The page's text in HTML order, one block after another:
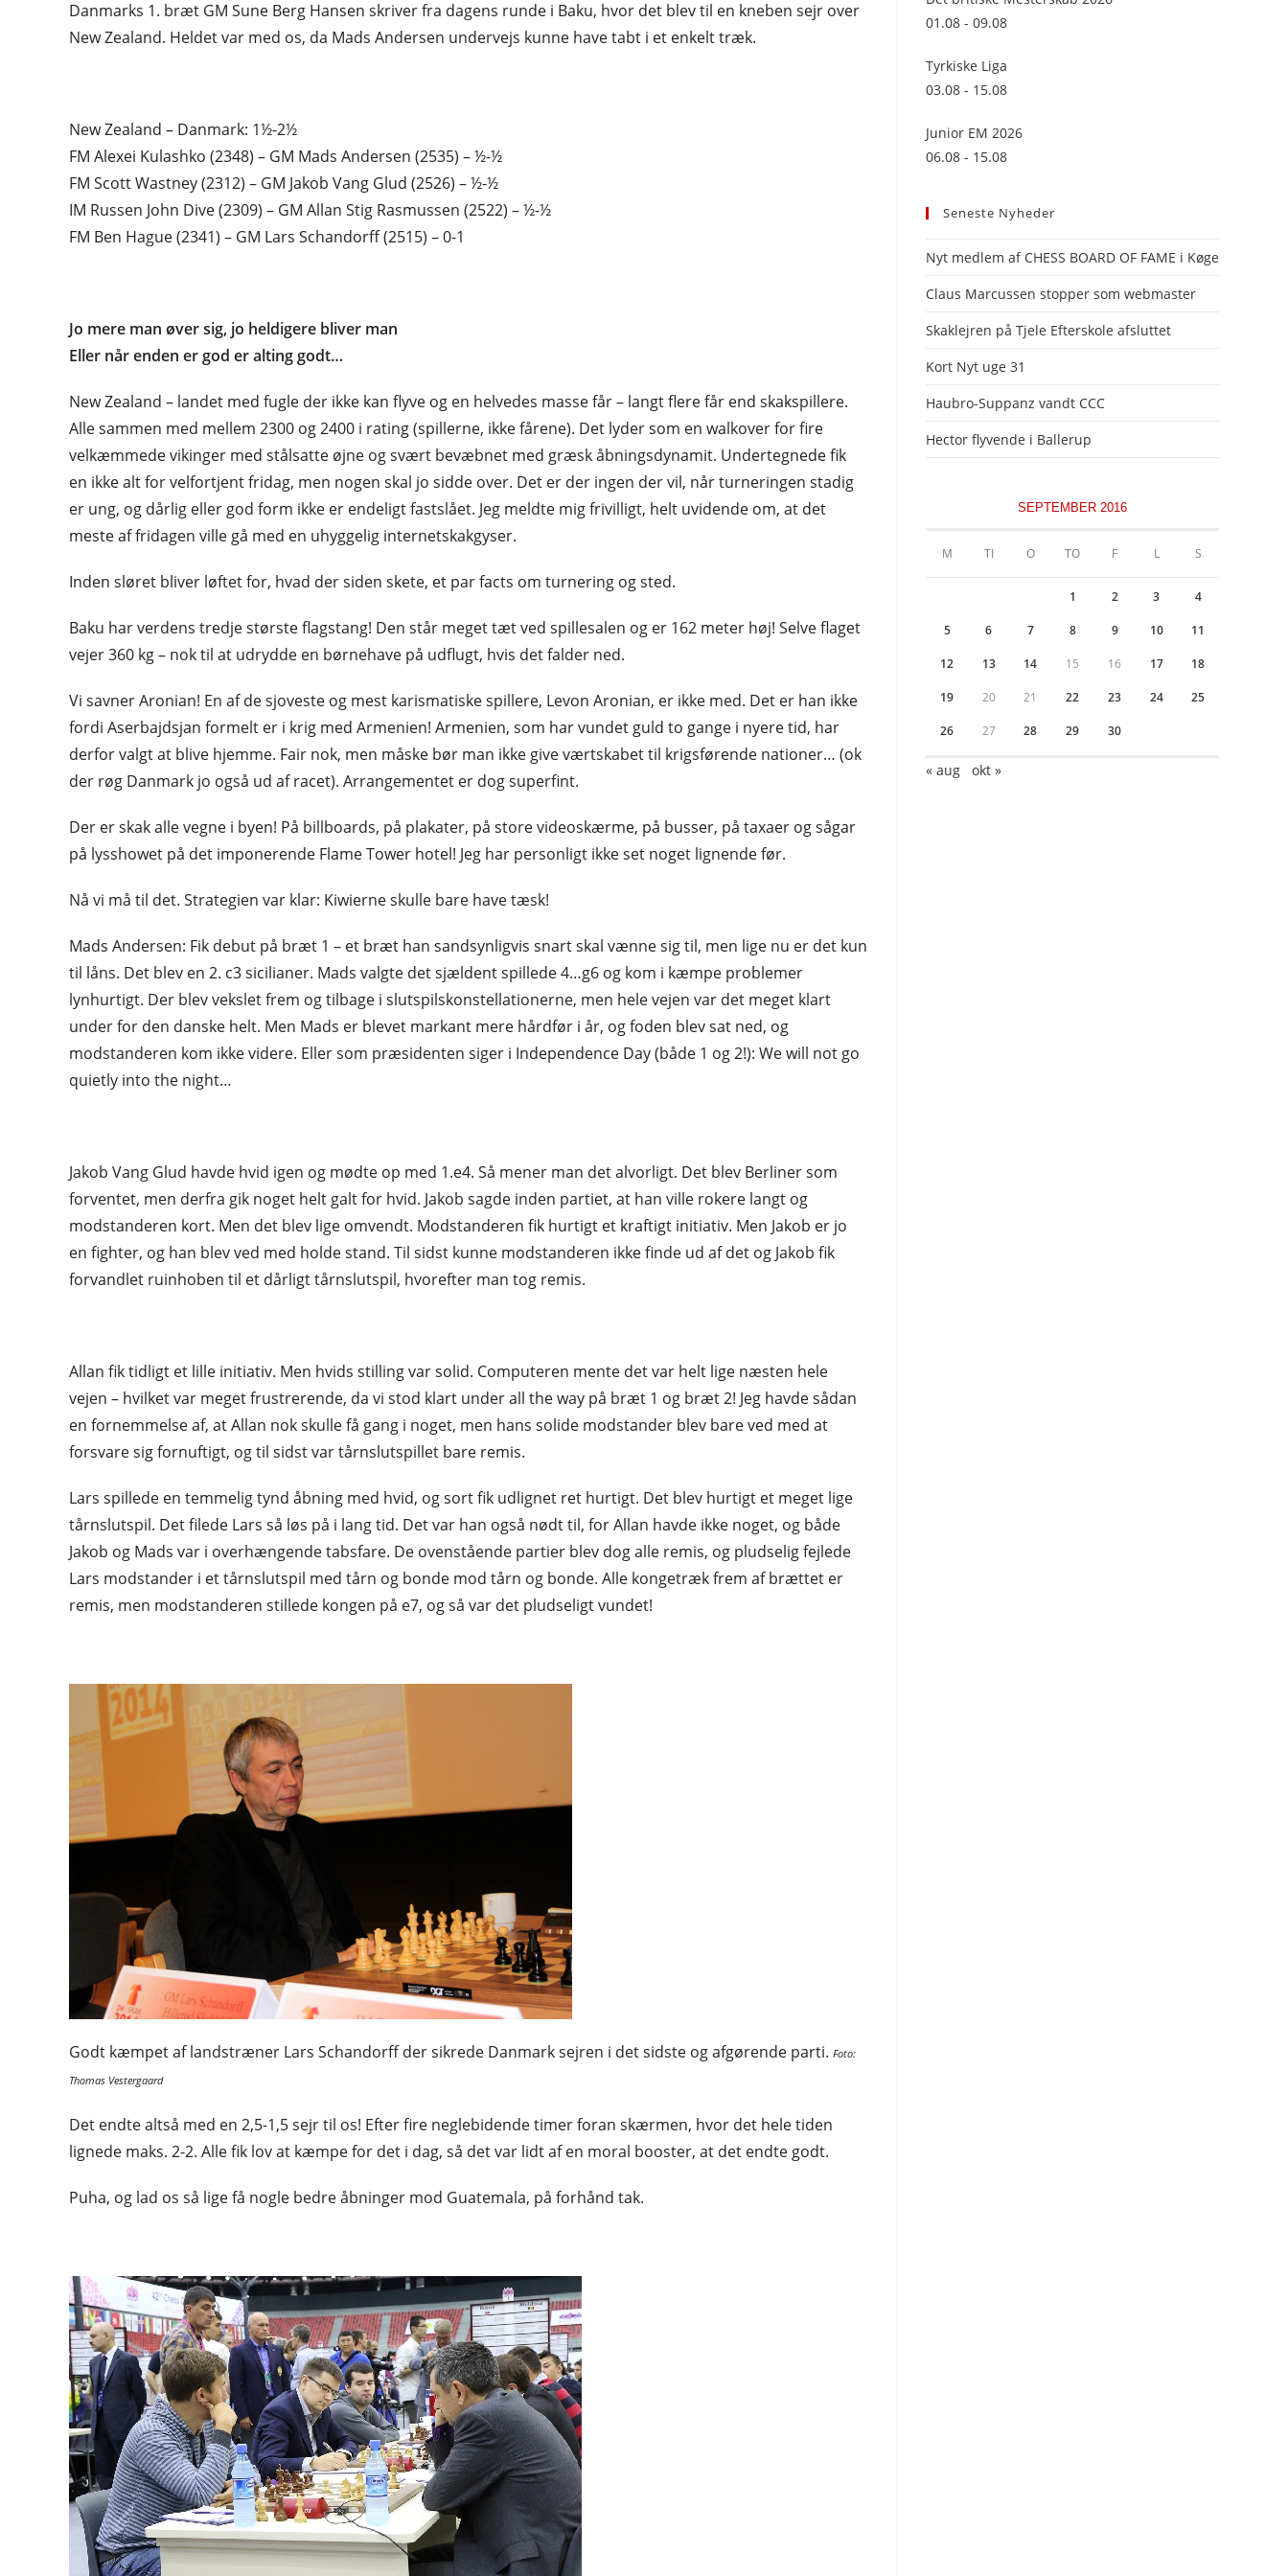
Danmarks 1. bræt GM Sune Berg Hansen skriver fra dagens runde i Baku, hvor det blev til en kneben sejr over
New Zealand. Heldet var med os, da Mads Andersen undervejs kunne have tabt i et enkelt træk.
New Zealand – Danmark: 1½-2½
FM Alexei Kulashko (2348) – GM Mads Andersen (2535) – ½-½
FM Scott Wastney (2312) – GM Jakob Vang Glud (2526) – ½-½
IM Russen John Dive (2309) – GM Allan Stig Rasmussen (2522) – ½-½
FM Ben Hague (2341) – GM Lars Schandorff (2515) – 0-1
Jo mere man øver sig, jo heldigere bliver man
Eller når enden er god er alting godt…
New Zealand – landet med fugle der ikke kan flyve og en helvedes masse får – langt flere får end skakspillere.
Alle sammen med mellem 2300 og 2400 i rating (spillerne, ikke fårene). Det lyder som en walkover for fire
velkæmmede vikinger med stålsatte øjne og svært bevæbnet med græsk åbningsdynamit. Undertegnede fik
en ikke alt for velfortjent fridag, men nogen skal jo sidde over. Det er der ingen der vil, når turneringen stadig
er ung, og dårlig eller god form ikke er endeligt fastslået. Jeg meldte mig frivilligt, helt uvidende om, at det
meste af fridagen ville gå med en uhyggelig internetskakgyser.
Inden sløret bliver løftet for, hvad der siden skete, et par facts om turnering og sted.
Baku har verdens tredje største flagstang! Den står meget tæt ved spillesalen og er 162 meter høj! Selve flaget
vejer 360 kg – nok til at udrydde en børnehave på udflugt, hvis det falder ned.
Vi savner Aronian! En af de sjoveste og mest karismatiske spillere, Levon Aronian, er ikke med. Det er han ikke
fordi Aserbajdsjan formelt er i krig med Armenien! Armenien, som har vundet guld to gange i nyere tid, har
derfor valgt at blive hjemme. Fair nok, men måske bør man ikke give værtskabet til krigsførende nationer… (ok
der røg Danmark jo også ud af racet). Arrangementet er dog superfint.
Der er skak alle vegne i byen! På billboards, på plakater, på store videoskærme, på busser, på taxaer og sågar
på lysshowet på det imponerende Flame Tower hotel! Jeg har personligt ikke set noget lignende før.
Nå vi må til det. Strategien var klar: Kiwierne skulle bare have tæsk!
Mads Andersen: Fik debut på bræt 1 – et bræt han sandsynligvis snart skal vænne sig til, men lige nu er det kun
til låns. Det blev en 2. c3 sicilianer. Mads valgte det sjældent spillede 4…g6 og kom i kæmpe problemer
lynhurtigt. Der blev vekslet frem og tilbage i slutspilskonstellationerne, men hele vejen var det meget klart
under for den danske helt. Men Mads er blevet markant mere hårdfør i år, og foden blev sat ned, og
modstanderen kom ikke videre. Eller som præsidenten siger i Independence Day (både 1 og 2!): We will not go
quietly into the night…
Jakob Vang Glud havde hvid igen og mødte op med 1.e4. Så mener man det alvorligt. Det blev Berliner som
forventet, men derfra gik noget helt galt for hvid. Jakob sagde inden partiet, at han ville rokere langt og
modstanderen kort. Men det blev lige omvendt. Modstanderen fik hurtigt et kraftigt initiativ. Men Jakob er jo
en fighter, og han blev ved med holde stand. Til sidst kunne modstanderen ikke finde ud af det og Jakob fik
forvandlet ruinhoben til et dårligt tårnslutspil, hvorefter man tog remis.
Allan fik tidligt et lille initiativ. Men hvids stilling var solid. Computeren mente det var helt lige næsten hele
vejen – hvilket var meget frustrerende, da vi stod klart under all the way på bræt 1 og bræt 2! Jeg havde sådan
en fornemmelse af, at Allan nok skulle få gang i noget, men hans solide modstander blev bare ved med at
forsvare sig fornuftigt, og til sidst var tårnslutspillet bare remis.
Lars spillede en temmelig tynd åbning med hvid, og sort fik udlignet ret hurtigt. Det blev hurtigt et meget lige
tårnslutspil. Det filede Lars så løs på i lang tid. Det var han også nødt til, for Allan havde ikke noget, og både
Jakob og Mads var i overhængende tabsfare. De ovenstående partier blev dog alle remis, og pludselig fejlede
Lars modstander i et tårnslutspil med tårn og bonde mod tårn og bonde. Alle kongetræk frem af brættet er
remis, men modstanderen stillede kongen på e7, og så var det pludseligt vundet!
Godt kæmpet af landstræner Lars Schandorff der sikrede Danmark sejren i det sidste og afgørende parti. Foto:
Thomas Vestergaard
Det endte altså med en 2,5-1,5 sejr til os! Efter fire neglebidende timer foran skærmen, hvor det hele tiden
lignede maks. 2-2. Alle fik lov at kæmpe for det i dag, så det var lidt af en moral booster, at det endte godt.
Puha, og lad os så lige få nogle bedre åbninger mod Guatemala, på forhånd tak.
01.08 - 09.08
Tyrkiske Liga
03.08 - 15.08
Junior EM 2026
06.08 - 15.08
Seneste Nyheder
Nyt medlem af CHESS BOARD OF FAME i Køge
Claus Marcussen stopper som webmaster
Skaklejren på Tjele Efterskole afsluttet
Kort Nyt uge 31
Haubro-Suppanz vandt CCC
Hector flyvende i Ballerup
SEPTEMBER 2016
M TI O TO F L S
1 2 3 4
5 6 7 8 9 10 11
12 13 14 15 16 17 18
19 20 21 22 23 24 25
26 27 28 29 30
« aug okt »